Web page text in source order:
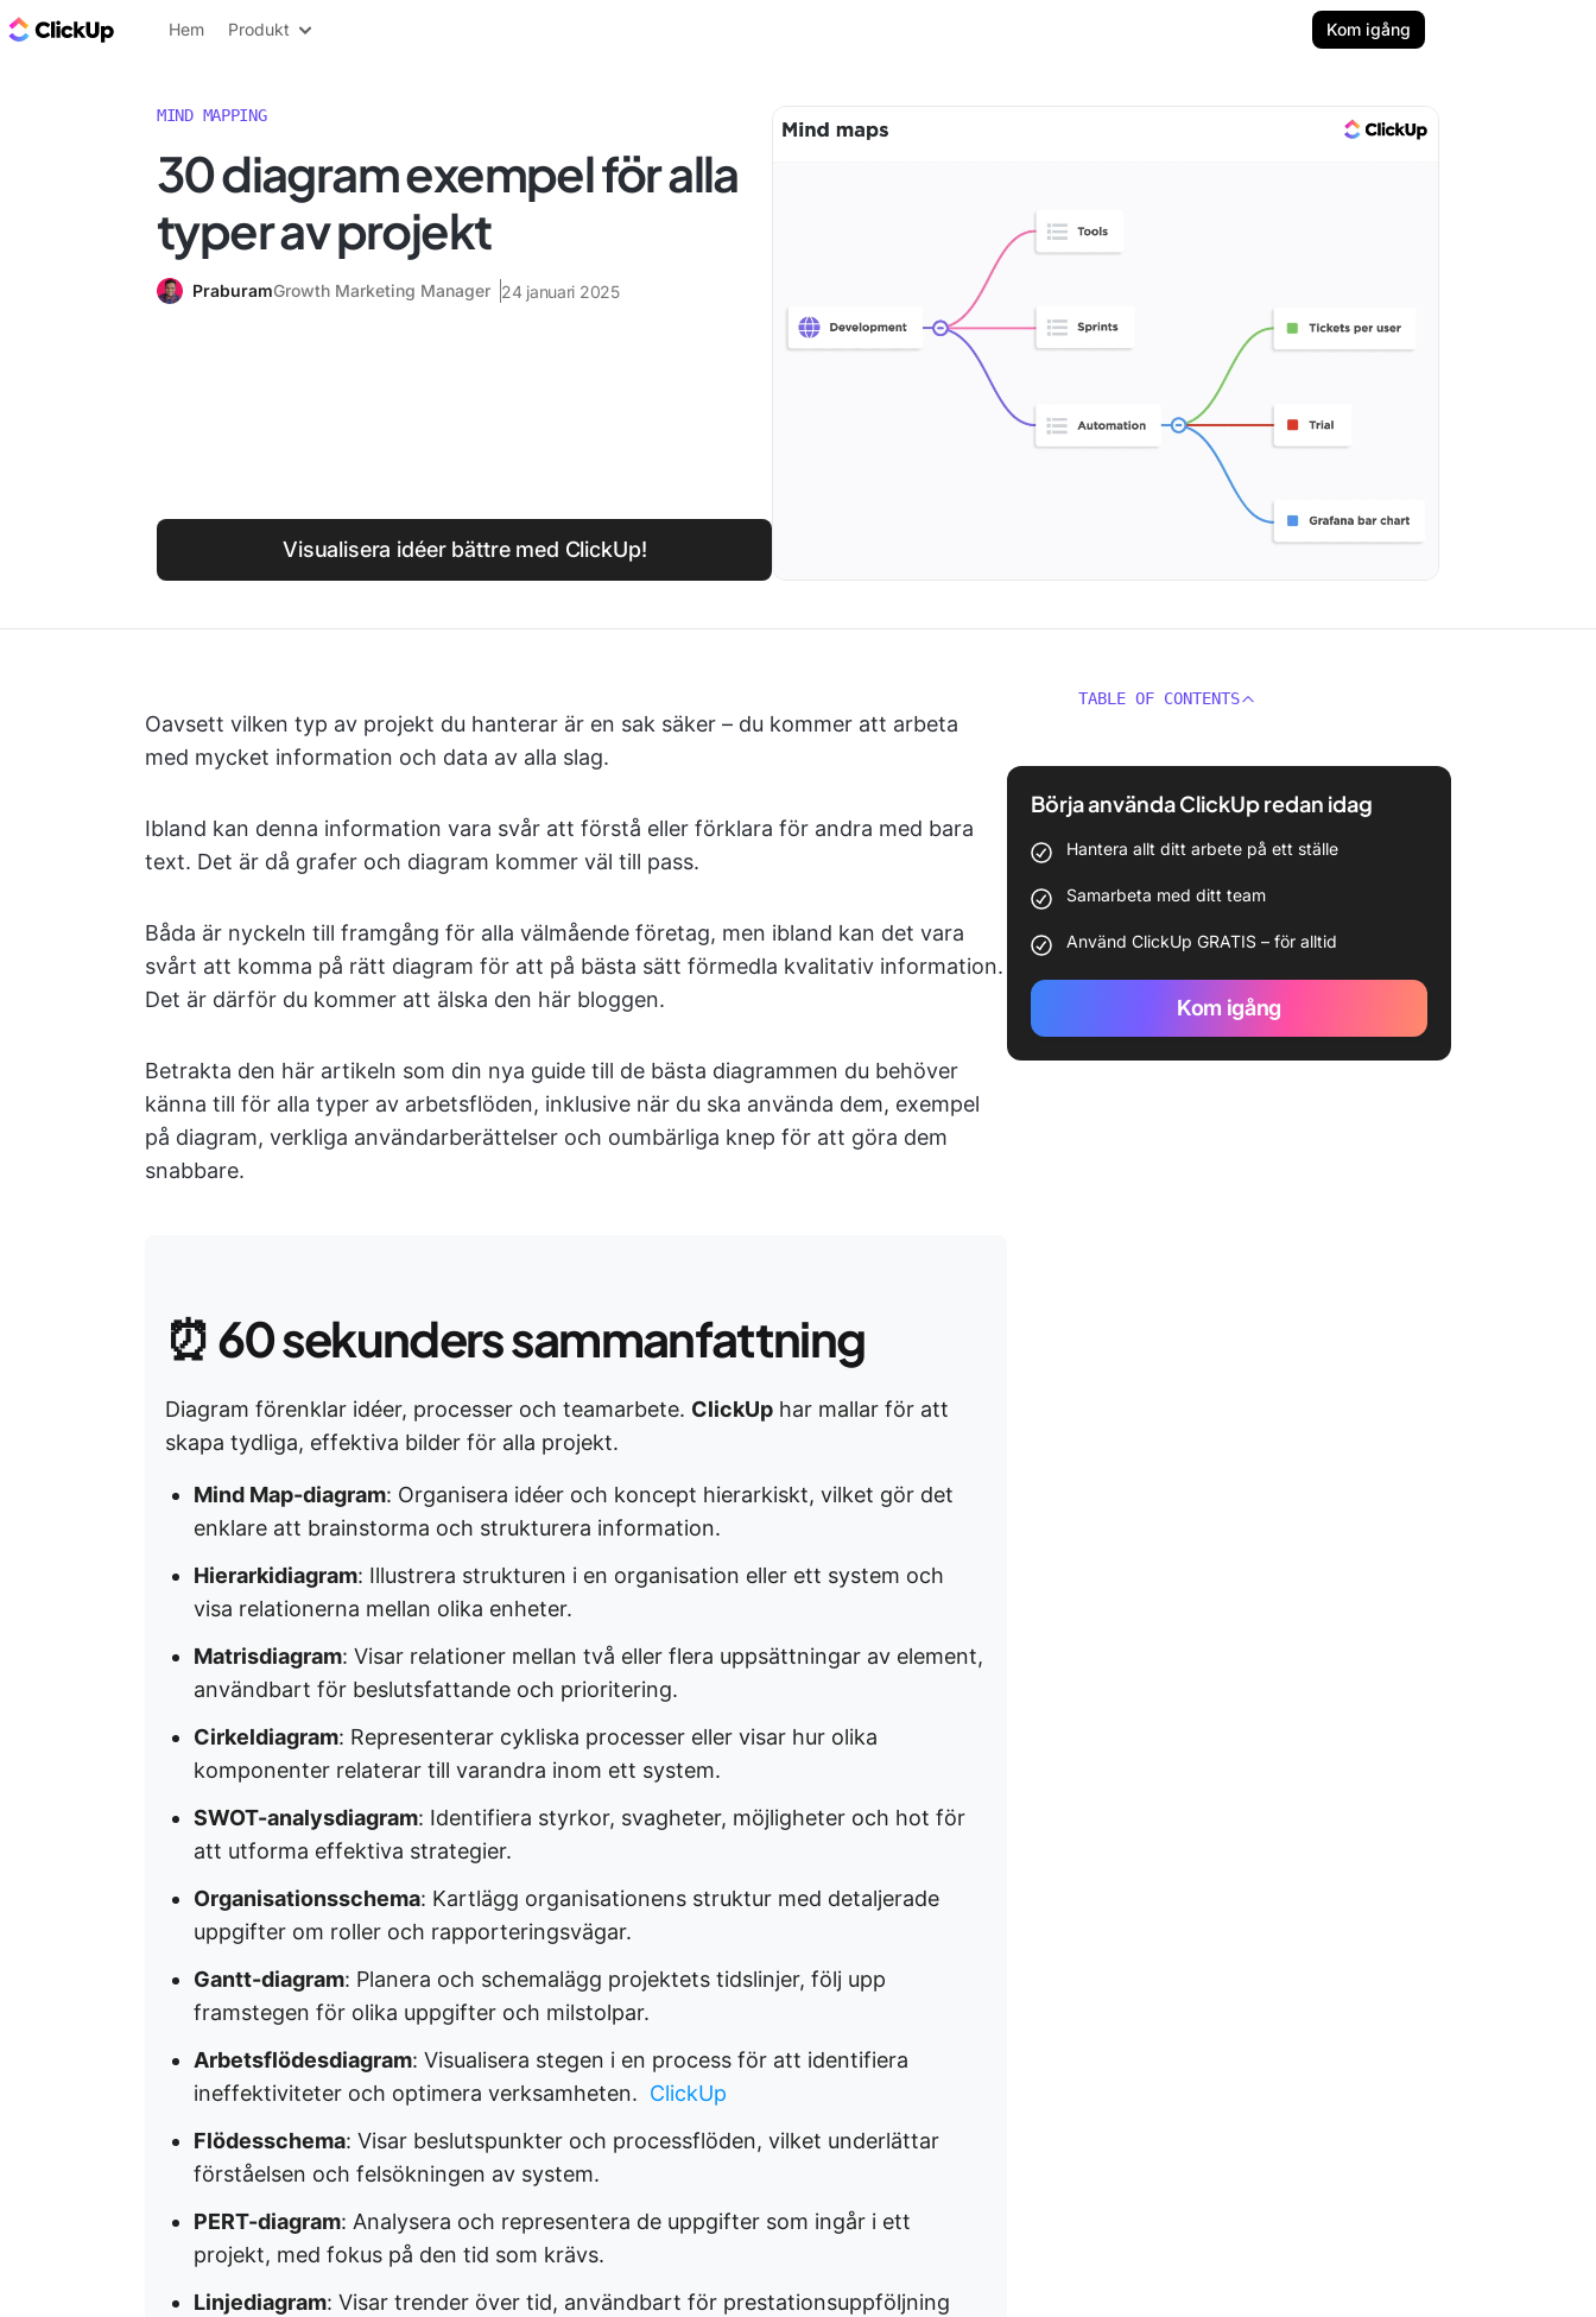
ClickUp-bloggen
Hem Produkt Kom igång
MIND MAPPING
30 diagram exempel för alla
typer av projekt
PraburamGrowth Marketing Manager 24 januari 2025
Visualisera idéer bättre med ClickUp!
Oavsett vilken typ av projekt du hanterar är en sak säker – du kommer att arbeta
med mycket information och data av alla slag.
Ibland kan denna information vara svår att förstå eller förklara för andra med bara
text. Det är då grafer och diagram kommer väl till pass.
Båda är nyckeln till framgång för alla välmående företag, men ibland kan det vara
svårt att komma på rätt diagram för att på bästa sätt förmedla kvalitativ information.
Det är därför du kommer att älska den här bloggen.
Betrakta den här artikeln som din nya guide till de bästa diagrammen du behöver
känna till för alla typer av arbetsflöden, inklusive när du ska använda dem, exempel
på diagram, verkliga användarberättelser och oumbärliga knep för att göra dem
snabbare.
⏰60 sekunders sammanfattning
Diagram förenklar idéer, processer och teamarbete. ClickUp har mallar för att
skapa tydliga, effektiva bilder för alla projekt.
Mind Map-diagram: Organisera idéer och koncept hierarkiskt, vilket gör det
enklare att brainstorma och strukturera information. ​
Hierarkidiagram: Illustrera strukturen i en organisation eller ett system och
visa relationerna mellan olika enheter. ​
Matrisdiagram: Visar relationer mellan två eller flera uppsättningar av element,
användbart för beslutsfattande och prioritering. ​
Cirkeldiagram: Representerar cykliska processer eller visar hur olika
komponenter relaterar till varandra inom ett system. ​
SWOT-analysdiagram: Identifiera styrkor, svagheter, möjligheter och hot för
att utforma effektiva strategier. ​
Organisationsschema: Kartlägg organisationens struktur med detaljerade
uppgifter om roller och rapporteringsvägar. ​
Gantt-diagram: Planera och schemalägg projektets tidslinjer, följ upp
framstegen för olika uppgifter och milstolpar. ​
Arbetsflödesdiagram: Visualisera stegen i en process för att identifiera
ineffektiviteter och optimera verksamheten. ​ ClickUp
Flödesschema: Visar beslutspunkter och processflöden, vilket underlättar
förståelsen och felsökningen av system. ​
PERT-diagram: Analysera och representera de uppgifter som ingår i ett
projekt, med fokus på den tid som krävs. ​
Linjediagram: Visar trender över tid, användbart för prestationsuppföljning
TABLE OF CONTENTS
Börja använda ClickUp redan idag
Hantera allt ditt arbete på ett ställe
Samarbeta med ditt team
Använd ClickUp GRATIS – för alltid
Kom igång